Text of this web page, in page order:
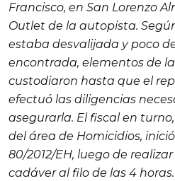
Francisco, en San Lorenzo
Outlet de la autopista.
estaba desvalijada y poco
encontrada, elementos de
custodiaron hasta que el
efectuó las diligencias
asegurarla. El fiscal en
del área de Homicidios,
80/2012/EH, luego de
cadáver al filo de las 4 horas.